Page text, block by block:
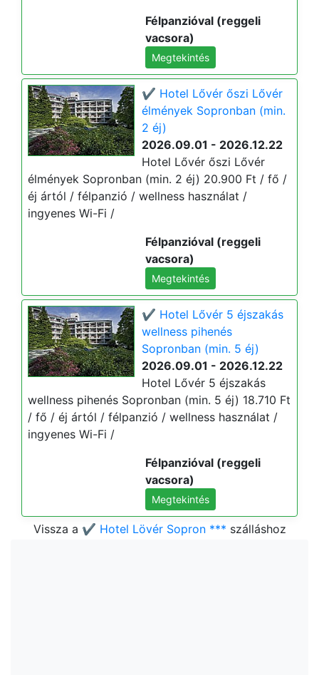
Félpanzióval (reggeli
vacsora)
Megtekintés
✔️ Hotel Lővér őszi Lővér
élmények Sopronban (min.
2 éj)
2026.09.01 - 2026.12.22
Hotel Lővér őszi Lővér
élmények Sopronban (min. 2 éj) 20.900 Ft / fő /
éj ártól / félpanzió / wellness használat /
ingyenes Wi-Fi /
Félpanzióval (reggeli
vacsora)
Megtekintés
✔️ Hotel Lővér 5 éjszakás
wellness pihenés
Sopronban (min. 5 éj)
2026.09.01 - 2026.12.22
Hotel Lővér 5 éjszakás
wellness pihenés Sopronban (min. 5 éj) 18.710 Ft
/ fő / éj ártól / félpanzió / wellness használat /
ingyenes Wi-Fi /
Félpanzióval (reggeli
vacsora)
Megtekintés
Vissza a ✔️ Hotel Lövér Sopron *** szálláshoz